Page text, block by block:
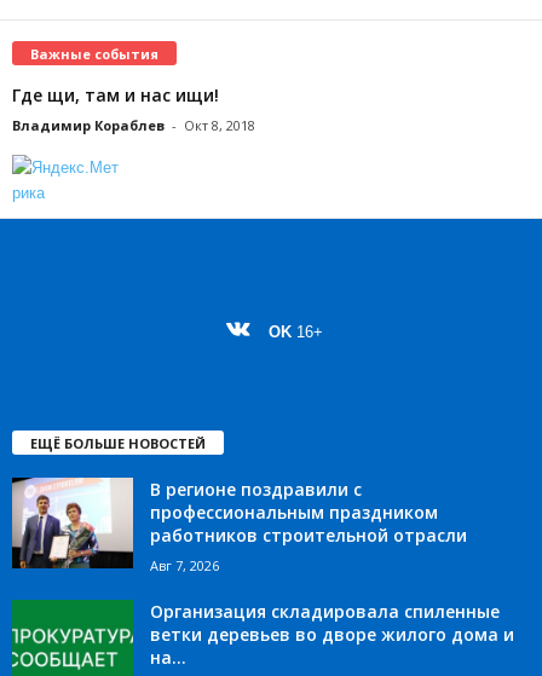
Важные события
Где щи, там и нас ищи!
Владимир Кораблев - Окт 8, 2018
OK 16+
ЕЩЁ БОЛЬШЕ НОВОСТЕЙ
В регионе поздравили с
профессиональным праздником
работников строительной отрасли
Авг 7, 2026
Организация складировала спиленные
ветки деревьев во дворе жилого дома и
на...